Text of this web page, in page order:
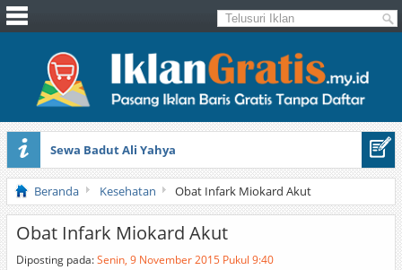
Sewa Badut Ali Yahya
Honda Brio 1.3 E AT CBU 2012 Putih
Beranda Kesehatan Obat Infark Miokard Akut
Obat Infark Miokard Akut
Diposting pada:Senin, 9 November 2015 Pukul 9:40